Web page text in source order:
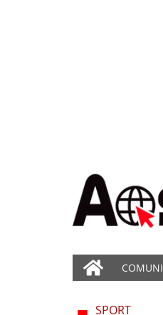
COMUNI
SPORT